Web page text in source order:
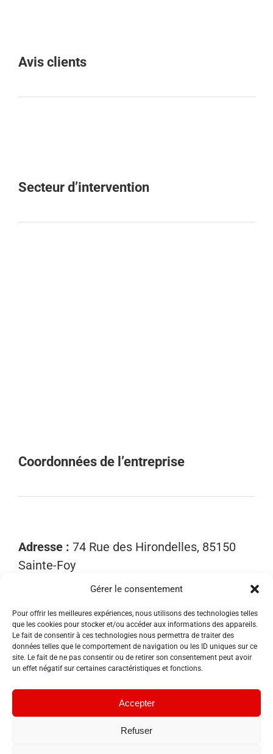
Gérer le consentement
Pour offrir les meilleures expériences, nous utilisons des technologies telles
que les cookies pour stocker et/ou accéder aux informations des appareils.
Le fait de consentir à ces technologies nous permettra de traiter des
données telles que le comportement de navigation ou les ID uniques sur ce
site. Le fait de ne pas consentir ou de retirer son consentement peut avoir
un effet négatif sur certaines caractéristiques et fonctions.
Accepter
Refuser
Avis clients
Secteur d’intervention
Coordonnées de l’entreprise
Adresse : 74 Rue des Hirondelles, 85150
Sainte-Foy
Email : contact@sosnuisibles85.fr
SIRET :89455533300018